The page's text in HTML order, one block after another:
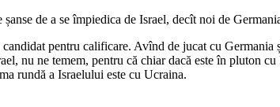
de a se împiedica de Israel, decît noi de
pentru calificare. Avînd de jucat cu Germania
nu ne temem, pentru că chiar dacă este în pluton
rundă a Israelului este cu Ucraina.